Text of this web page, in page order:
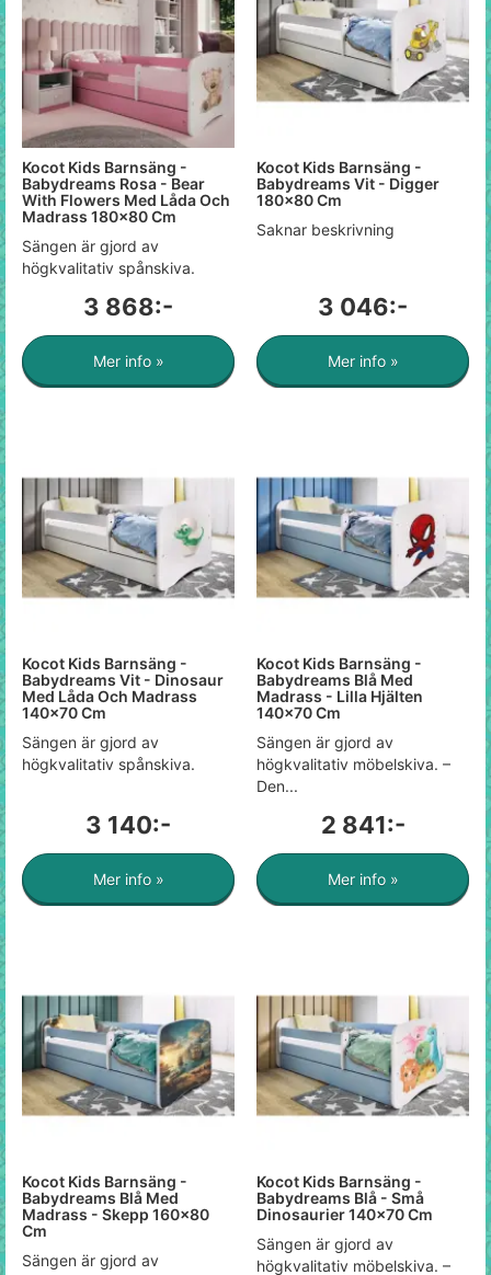
Kocot Kids Barnsäng -
Babydreams Rosa - Bear
With Flowers Med Låda Och
Madrass 180x80 Cm
Sängen är gjord av
högkvalitativ spånskiva.
3 868:-
Mer info »
Kocot Kids Barnsäng -
Babydreams Vit - Digger
180x80 Cm
Saknar beskrivning
3 046:-
Mer info »
Kocot Kids Barnsäng -
Babydreams Vit - Dinosaur
Med Låda Och Madrass
140x70 Cm
Sängen är gjord av
högkvalitativ spånskiva.
3 140:-
Mer info »
Kocot Kids Barnsäng -
Babydreams Blå Med
Madrass - Lilla Hjälten
140x70 Cm
Sängen är gjord av
högkvalitativ möbelskiva. –
Den...
2 841:-
Mer info »
Kocot Kids Barnsäng -
Babydreams Blå Med
Madrass - Skepp 160x80
Cm
Sängen är gjord av
Kocot Kids Barnsäng -
Babydreams Blå - Små
Dinosaurier 140x70 Cm
Sängen är gjord av
högkvalitativ möbelskiva. –